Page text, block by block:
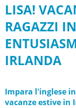
LISA!
RAGAZZI
IRLANDA
Impara l'inglese
vacanze estive in